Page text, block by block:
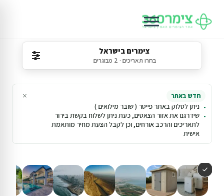
צימרים בישראל
בחרו תאריכים · 2 מבוגרים
חדש באתר
ניתן לסלוק באתר פייטר ( שובר מילואים )
שידרגנו את אזור הצאטים, כעת ניתן לשלוח בקשת בירור
לתאריכים והרכב אורחים, וכן לקבל הצעת מחיר מותאמת
אישית
×